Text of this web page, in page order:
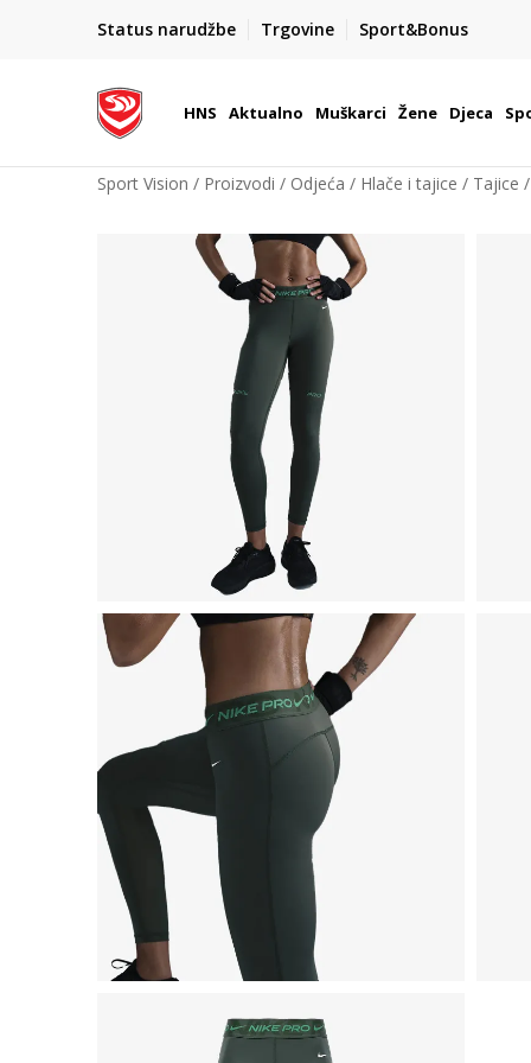
Status narudžbe Trgovine Sport&Bonus
BOX NOW
Dostava 1,50 €
| Više od 800 paketomata u
HNS Aktualno Muškarci Žene Djeca
Sport Vision Proizvodi Odjeća Hlače i tajice Tajice